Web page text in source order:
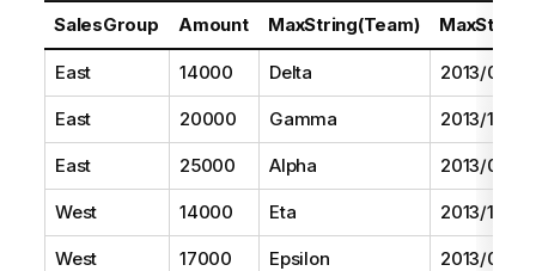
SalesGroup Amount MaxString(Team)
East 14000 Delta 2013/08/01
East 20000 Gamma 2013/11/01
East 25000 Alpha 2013/07/01
West 14000 Eta 2013/10/01
West 17000 Epsilon 2013/09/01